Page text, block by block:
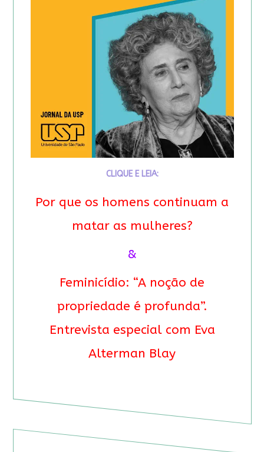
CLIQUE E LEIA:
Por que os homens continuam a
matar as mulheres?
&
Feminicídio: “A noção de
propriedade é profunda”.
Entrevista especial com Eva
Alterman Blay